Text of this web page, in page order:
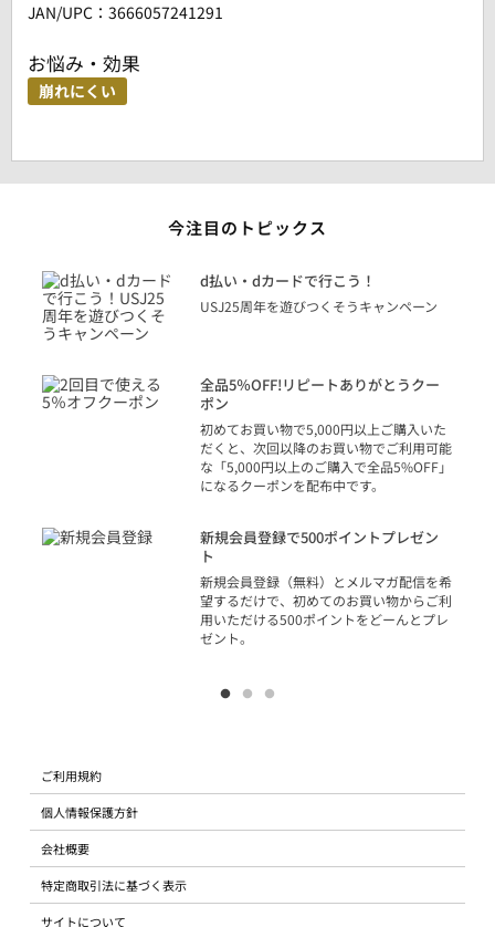
JAN/UPC：3666057241291
お悩み・効果
崩れにくい
今注目のトピックス
d払い・dカードで行こう！
USJ25周年を遊びつくそうキャンペーン
全品5％OFF!リピートありがとうクー
ポン
初めてお買い物で5,000円以上ご購入いた
だくと、次回以降のお買い物でご利用可能
な「5,000円以上のご購入で全品5%OFF」
になるクーポンを配布中です。
新規会員登録で500ポイントプレゼン
ト
新規会員登録（無料）とメルマガ配信を希
望するだけで、初めてのお買い物からご利
用いただける500ポイントをどーんとプレ
ゼント。
ご利用規約
個人情報保護方針
会社概要
特定商取引法に基づく表示
サイトについて